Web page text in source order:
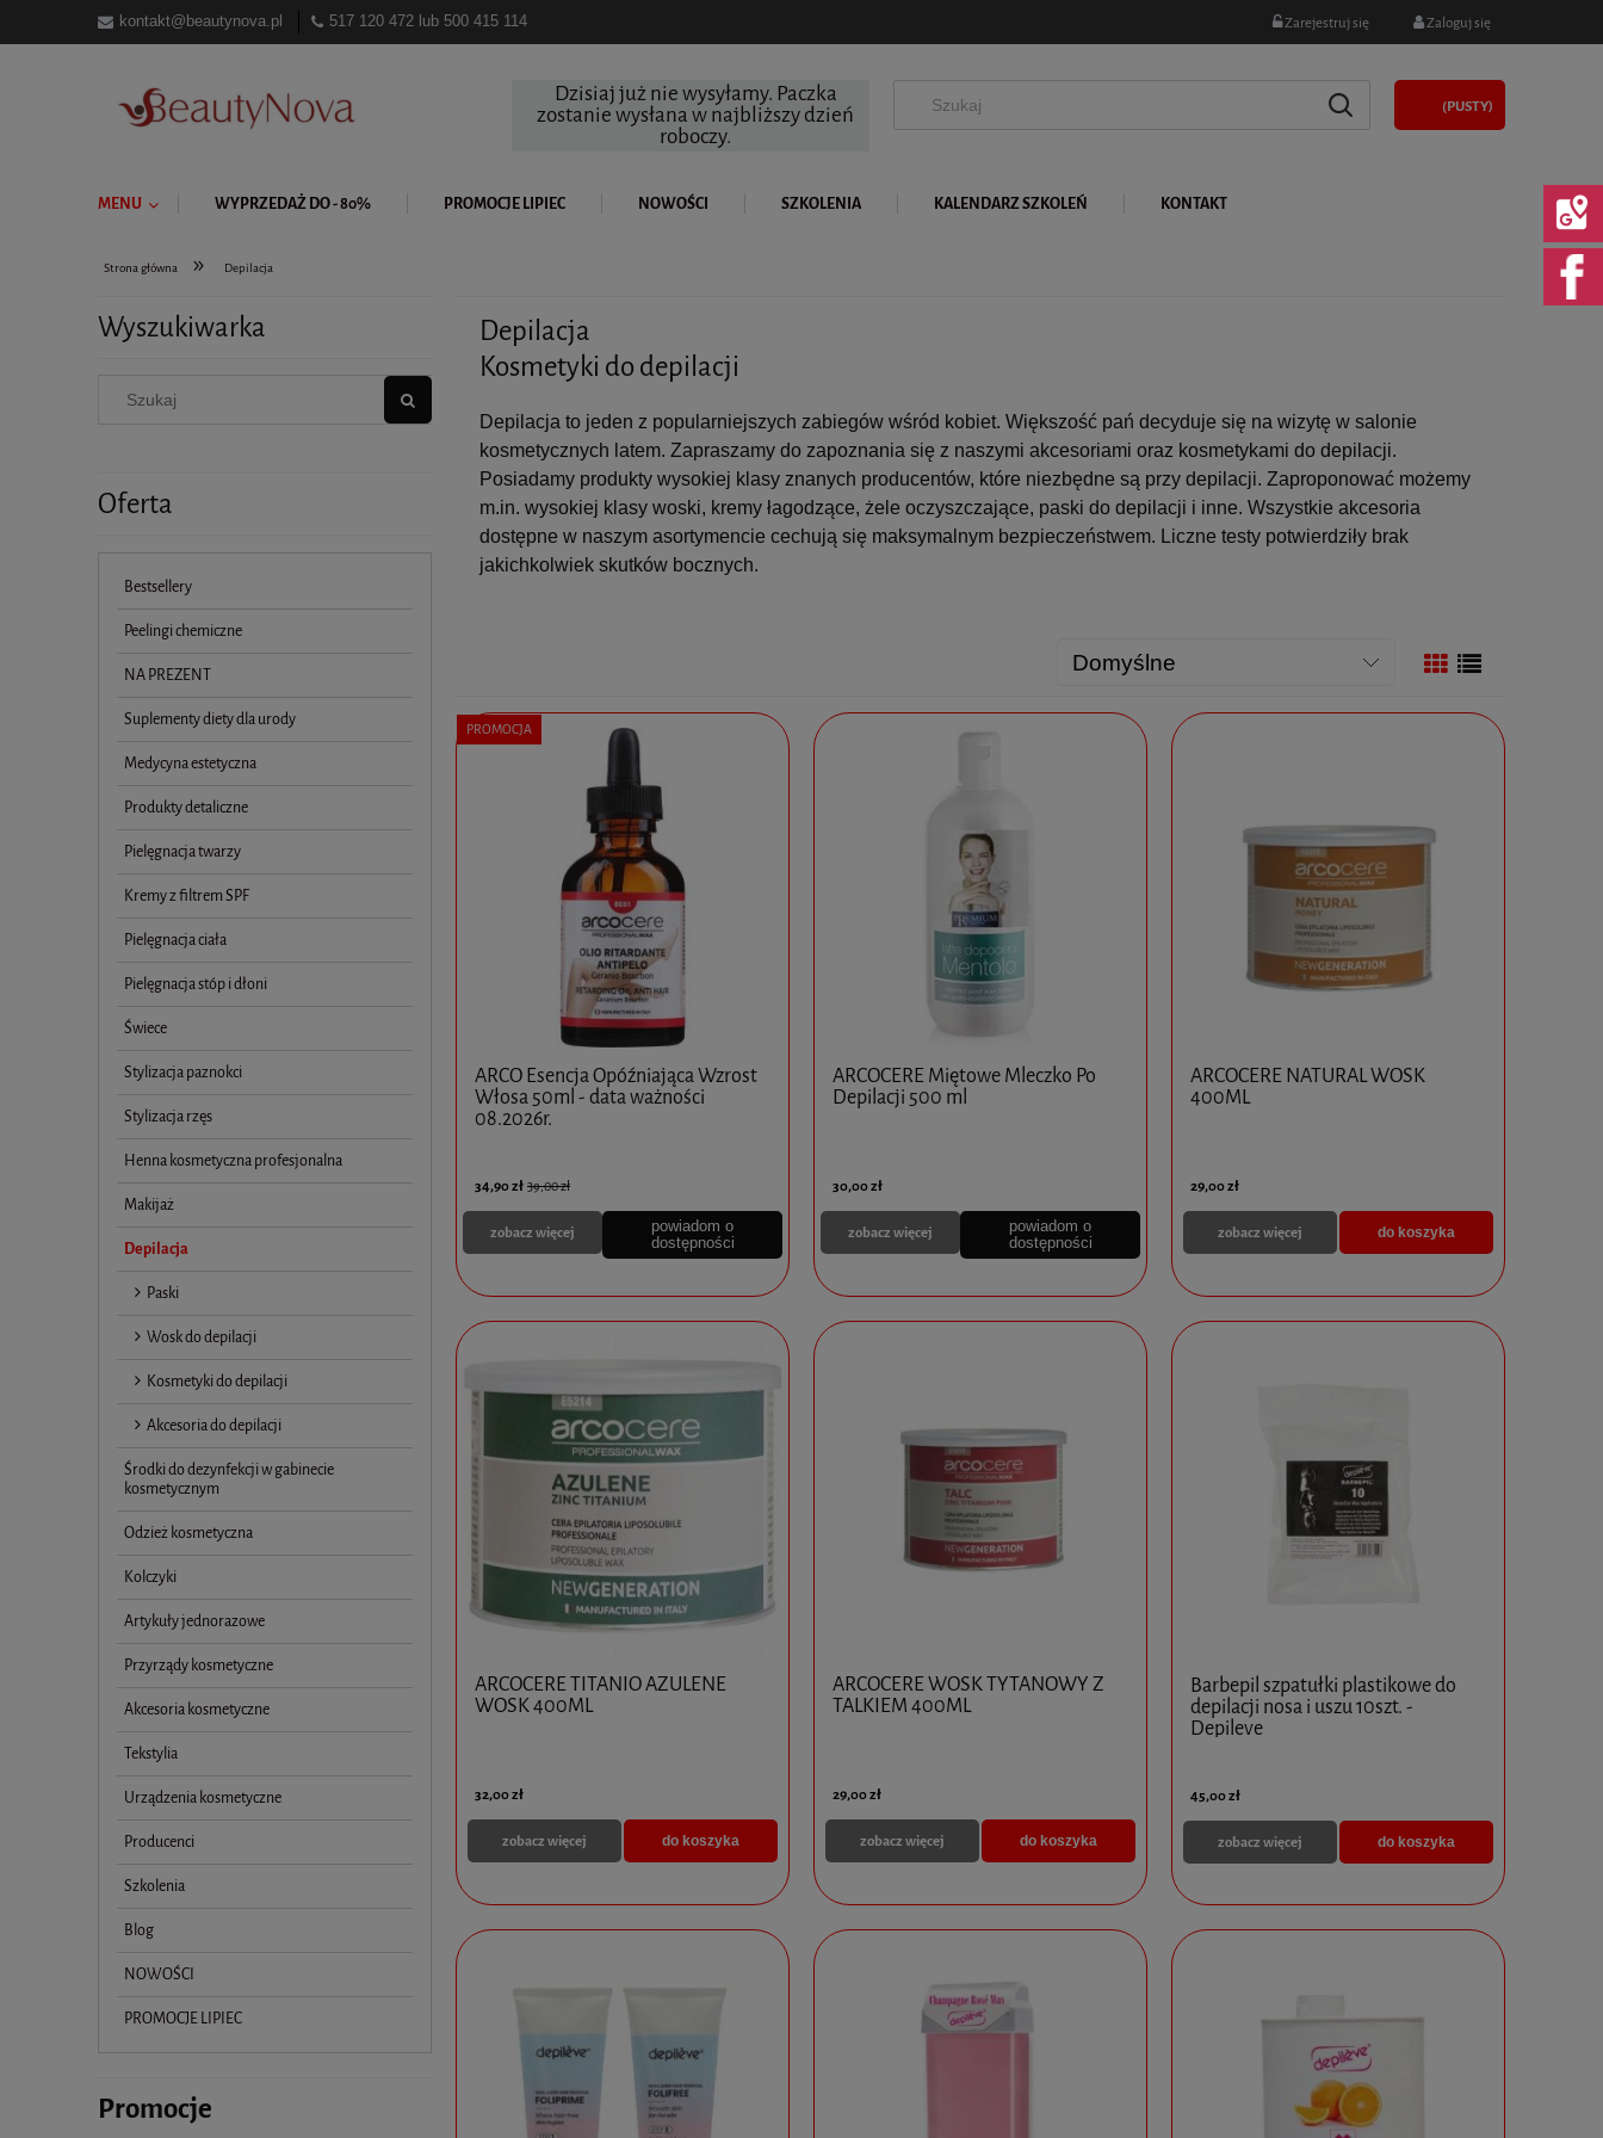
kontakt@beautynova.pl 517 120 472 lub 500 415 114 Zarejestruj się Zaloguj się
(PUSTY)
Dzisiaj już nie wysyłamy. Paczka
zostanie wysłana w najbliższy dzień
roboczy.
MENU WYPRZEDAŻ DO - 80% PROMOCJE LIPIEC NOWOŚCI SZKOLENIA KALENDARZ SZKOLEŃ KONTAKT
Strona główna » Depilacja
Wyszukiwarka
Oferta
Bestsellery
Peelingi chemiczne
NA PREZENT
Suplementy diety dla urody
Medycyna estetyczna
Produkty detaliczne
Pielęgnacja twarzy
Kremy z filtrem SPF
Pielęgnacja ciała
Pielęgnacja stóp i dłoni
Świece
Stylizacja paznokci
Stylizacja rzęs
Henna kosmetyczna profesjonalna
Makijaż
Depilacja
Paski
Wosk do depilacji
Kosmetyki do depilacji
Akcesoria do depilacji
Środki do dezynfekcji w gabinecie
kosmetycznym
Odzież kosmetyczna
Kolczyki
Artykuły jednorazowe
Przyrządy kosmetyczne
Akcesoria kosmetyczne
Tekstylia
Urządzenia kosmetyczne
Producenci
Szkolenia
Blog
NOWOŚCI
PROMOCJE LIPIEC
Promocje
Depilacja
Kosmetyki do depilacji
Depilacja to jeden z popularniejszych zabiegów wśród kobiet. Większość pań decyduje się na wizytę w salonie
kosmetycznych latem. Zapraszamy do zapoznania się z naszymi akcesoriami oraz kosmetykami do depilacji.
Posiadamy produkty wysokiej klasy znanych producentów, które niezbędne są przy depilacji. Zaproponować możemy
m.in. wysokiej klasy woski, kremy łagodzące, żele oczyszczające, paski do depilacji i inne. Wszystkie akcesoria
dostępne w naszym asortymencie cechują się maksymalnym bezpieczeństwem. Liczne testy potwierdziły brak
jakichkolwiek skutków bocznych.
ARCO Esencja Opóźniająca Wzrost
Włosa 50ml - data ważności
08.2026r.
34,90 zł 39,00 zł
powiadom o
dostępności
zobacz więcej
PROMOCJA
ARCOCERE Miętowe Mleczko Po
Depilacji 500 ml
30,00 zł
powiadom o
dostępności
zobacz więcej
ARCOCERE NATURAL WOSK
400ML
29,00 zł
do koszyka
zobacz więcej
ARCOCERE TITANIO AZULENE
WOSK 400ML
32,00 zł
do koszyka
zobacz więcej
ARCOCERE WOSK TYTANOWY Z
TALKIEM 400ML
29,00 zł
do koszyka
zobacz więcej
Barbepil szpatułki plastikowe do
depilacji nosa i uszu 10szt. -
Depileve
45,00 zł
do koszyka
zobacz więcej